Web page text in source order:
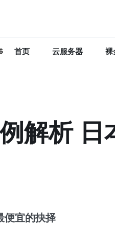
首页 云服务器 裸
解析 日
便宜的抉择